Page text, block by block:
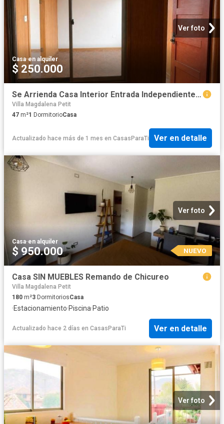
Ver foto
Casa·en alquiler
$ 250.000
Se Arrienda Casa Interior Entrada Independiente, Colina, Casas en Arriendo
Villa Magdalena Petit
47 m²1 DormitorioCasa
Actualizado hace más de 1 mes en CasasParaTi Ver en detalle
Ver foto
Casa·en alquiler
$ 950.000 NUEVO
Casa SIN MUEBLES Remando de Chicureo
Villa Magdalena Petit
180 m²3 DormitoriosCasa
·Estacionamiento·Piscina·Patio
Actualizado hace 2 días en CasasParaTi Ver en detalle
Ver foto